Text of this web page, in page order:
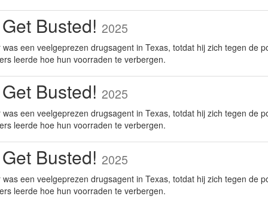
Busted! 2025
een veelgeprezen drugsagent in Texas, totdat hij zich tegen de
leerde hoe hun voorraden te verbergen.
Busted! 2025
een veelgeprezen drugsagent in Texas, totdat hij zich tegen de
leerde hoe hun voorraden te verbergen.
Busted! 2025
een veelgeprezen drugsagent in Texas, totdat hij zich tegen de
leerde hoe hun voorraden te verbergen.